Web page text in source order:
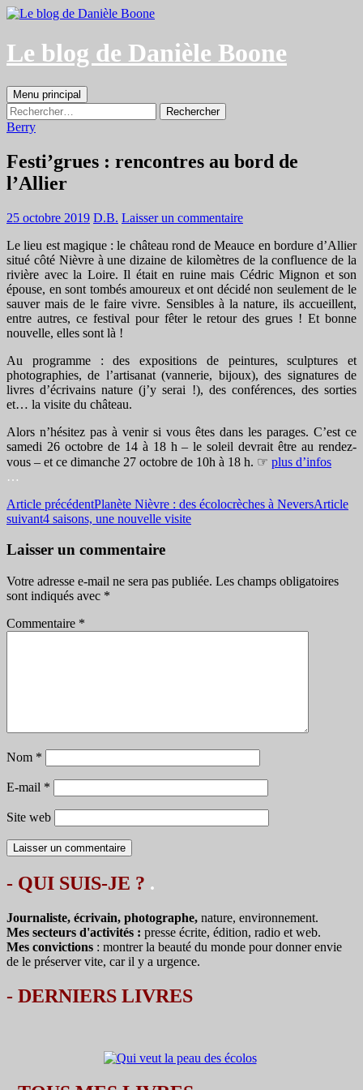
Aller
contenu
Le blog de Danièle Boone
Recherche
Menu principal
Rechercher :
Berry
Festi’grues : rencontres au bord de
l’Allier
25 octobre 2019 D.B. Laisser un commentaire
Le lieu est magique : le château rond de Meauce en bordure d’Allier
situé côté Nièvre à une dizaine de kilomètres de la confluence de la
rivière avec la Loire. Il était en ruine mais Cédric Mignon et son
épouse, en sont tombés amoureux et ont décidé non seulement de le
sauver mais de le faire vivre. Sensibles à la nature, ils accueillent,
entre autres, ce festival pour fêter le retour des grues ! Et bonne
nouvelle, elles sont là !
Au programme : des expositions de peintures, sculptures et
photographies, de l’artisanat (vannerie, bijoux), des signatures de
livres d’écrivains nature (j’y serai !), des conférences, des sorties
et… la visite du château.
Alors n’hésitez pas à venir si vous êtes dans les parages. C’est ce
samedi 26 octobre de 14 à 18 h – le soleil devrait être au rendez-
vous – et ce dimanche 27 octobre de 10h à 18 h. ☞ plus d’infos
…
Navigation
des
articles
Article précédentPlanète Nièvre : des écolocrèches à NeversArticle
suivant4 saisons, une nouvelle visite
Laisser un commentaire
Votre adresse e-mail ne sera pas publiée. Les champs obligatoires
sont indiqués avec *
Commentaire *
Nom *
E-mail *
Site web
- QUI SUIS-JE ? .
Journaliste, écrivain, photographe, nature, environnement.
Mes secteurs d'activités : presse écrite, édition, radio et web.
Mes convictions : montrer la beauté du monde pour donner envie
de le préserver vite, car il y a urgence.
- DERNIERS LIVRES